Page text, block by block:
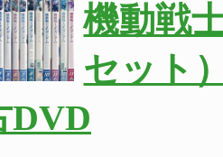
機動戦
セット
DVD